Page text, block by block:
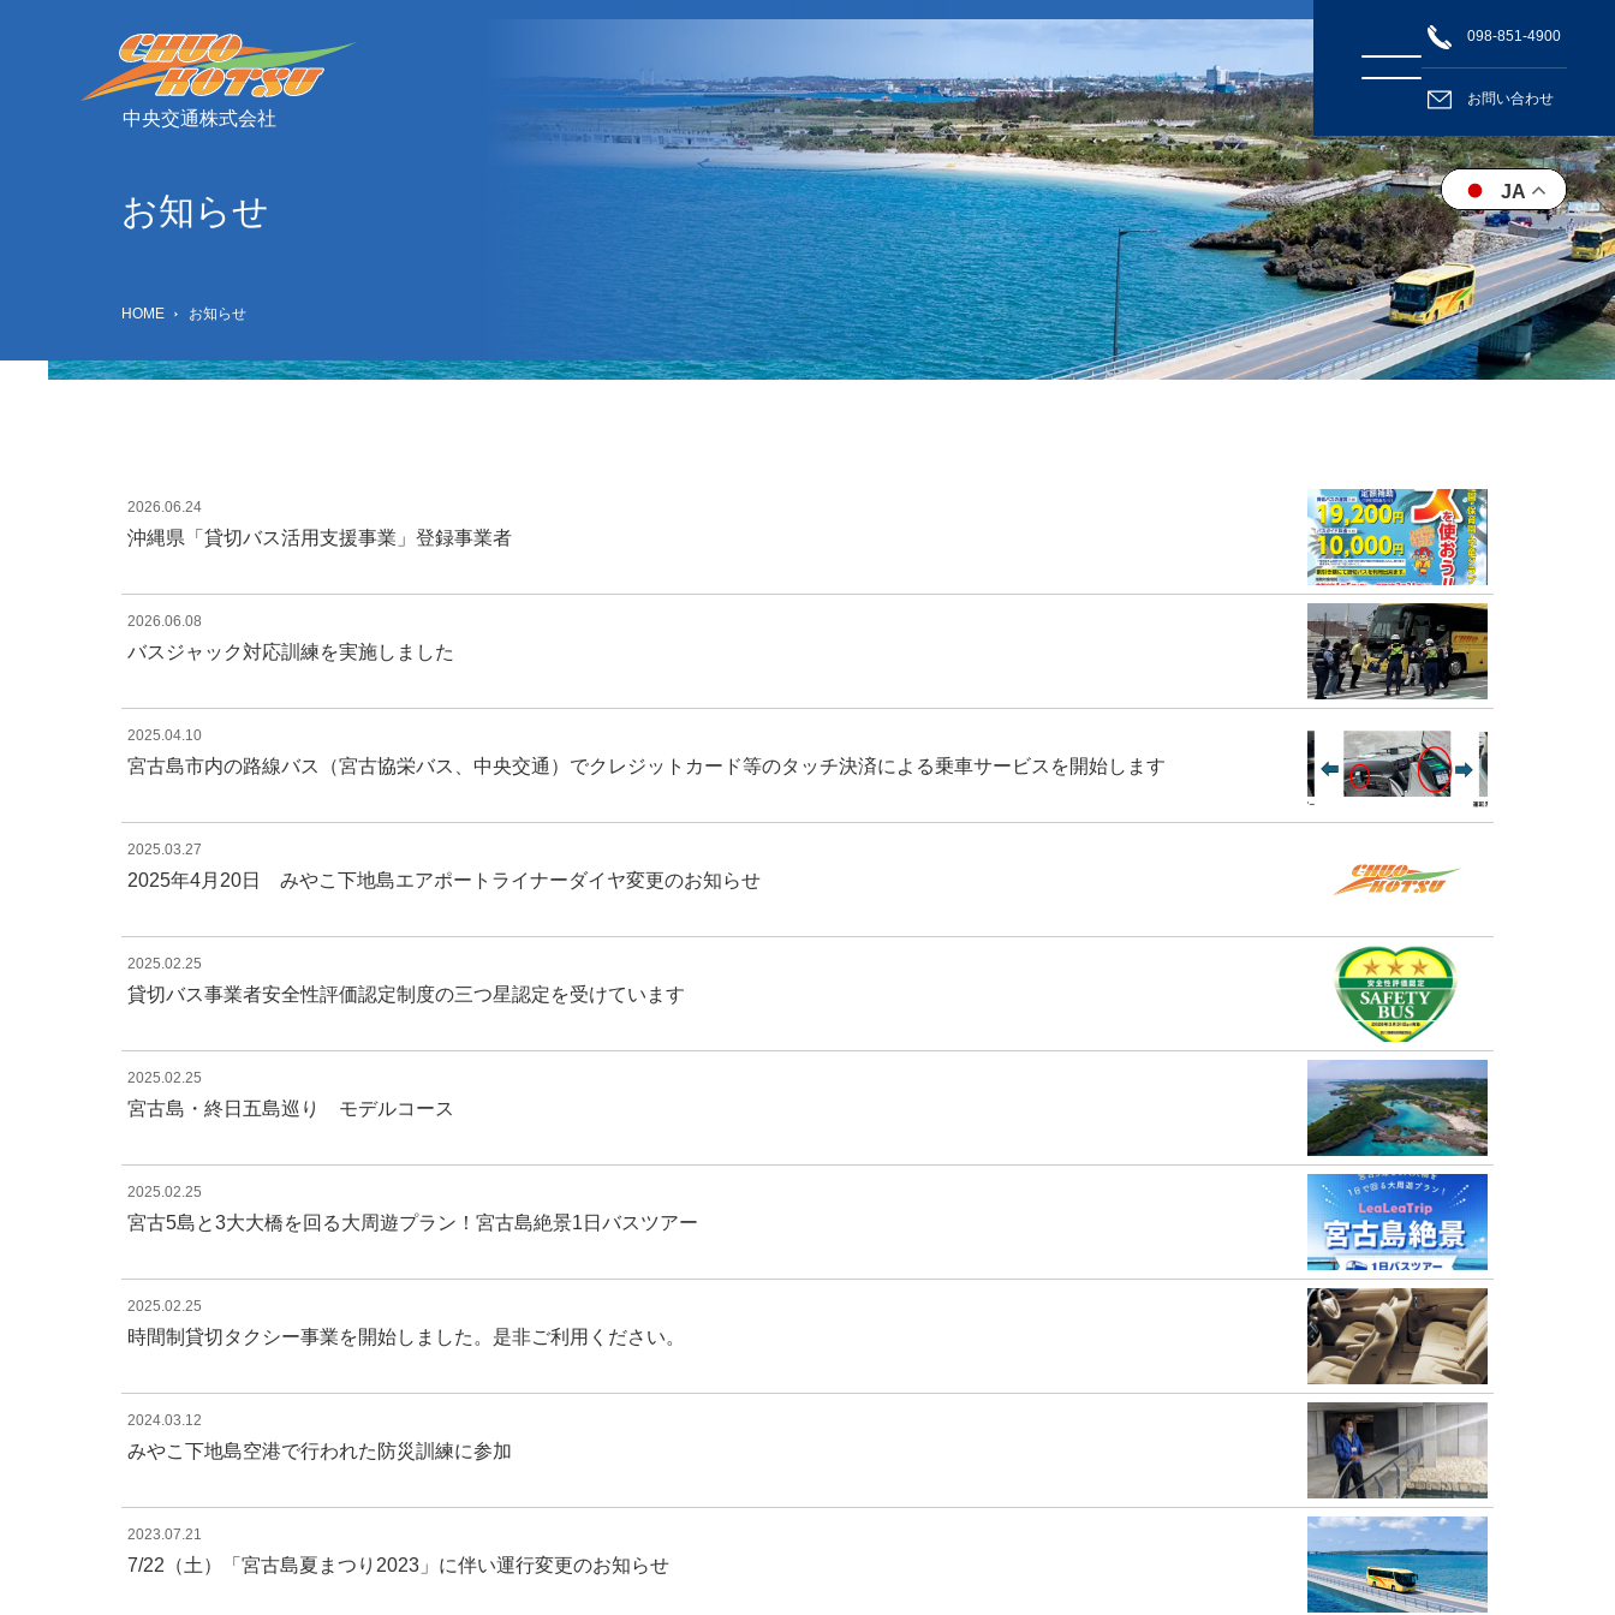
098-851-4900
お問い合わせ
中央交通株式会社
お知らせ
HOME お知らせ
2026.06.24
沖縄県「貸切バス活用支援事業」登録事業者
2026.06.08
バスジャック対応訓練を実施しました
2025.04.10
宮古島市内の路線バス（宮古協栄バス、中央交通）でクレジットカード等のタッチ決済による乗車サービスを開始します
2025.03.27
2025年4月20日 みやこ下地島エアポートライナーダイヤ変更のお知らせ
2025.02.25
貸切バス事業者安全性評価認定制度の三つ星認定を受けています
2025.02.25
宮古島・終日五島巡り モデルコース
2025.02.25
宮古5島と3大大橋を回る大周遊プラン！宮古島絶景1日バスツアー
2025.02.25
時間制貸切タクシー事業を開始しました。是非ご利用ください。
2024.03.12
みやこ下地島空港で行われた防災訓練に参加
2023.07.21
7/22（土）「宮古島夏まつり2023」に伴い運行変更のお知らせ
JA